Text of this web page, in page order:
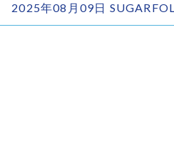
2025年08月09日